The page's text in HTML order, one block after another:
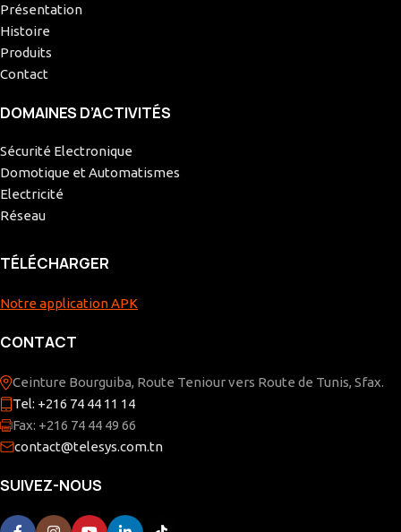
Présentation
Histoire
Produits
Contact
DOMAINES D’ACTIVITÉS
Sécurité Electronique
Domotique et Automatismes
Electricité
Réseau
TÉLÉCHARGER
Notre application APK
CONTACT
Ceinture Bourguiba, Route Teniour vers Route de Tunis, Sfax.
Tel: +216 74 44 11 14
Fax: +216 74 44 49 66
contact@telesys.com.tn
SUIVEZ-NOUS